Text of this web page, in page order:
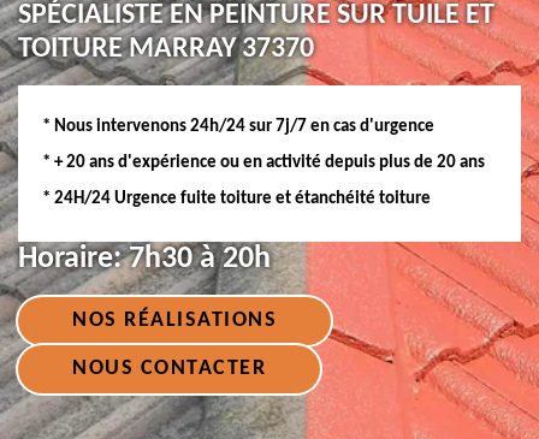
SPÉCIALISTE EN PEINTURE SUR TUILE ET
TOITURE MARRAY 37370
* Nous intervenons 24h/24 sur 7j/7 en cas d'urgence
* + 20 ans d'expérience ou en activité depuis plus de 20 ans
* 24H/24 Urgence fuite toiture et étanchéité toiture
Horaire:7h30 à 20h
NOS RÉALISATIONS
NOUS CONTACTER